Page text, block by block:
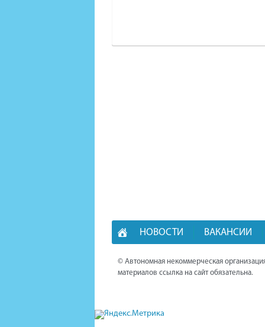
НОВОСТИ ВАКАНСИИ
© Автономная некоммерческая
материалов ссылка на сайт обязательна.